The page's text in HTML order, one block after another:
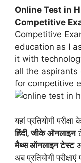
Online Test in
Competitive
Competitive
education as I
it with
all the aspirants
for competitive
यहां प्रतियोगी परीक्षा
हिंदी, जीके ऑनलाइन
मैथ्स ऑनलाइन टेस्ट
अब प्रतियोगी